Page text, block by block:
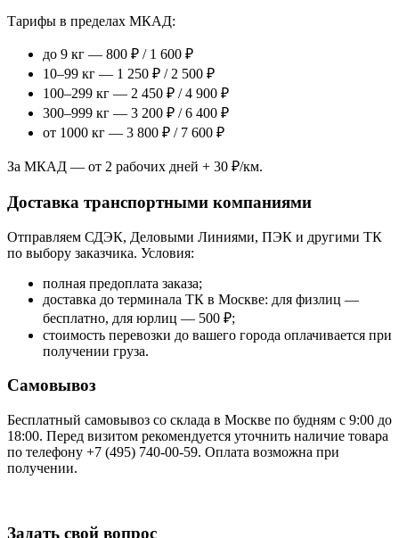
Тарифы в пределах МКАД:
до 9 кг — 800 ₽ / 1 600 ₽
10–99 кг — 1 250 ₽ / 2 500 ₽
100–299 кг — 2 450 ₽ / 4 900 ₽
300–999 кг — 3 200 ₽ / 6 400 ₽
от 1000 кг — 3 800 ₽ / 7 600 ₽
За МКАД — от 2 рабочих дней + 30 ₽/км.
Доставка транспортными компаниями
Отправляем СДЭК, Деловыми Линиями, ПЭК и другими ТК
по выбору заказчика. Условия:
полная предоплата заказа;
доставка до терминала ТК в Москве: для физлиц —
бесплатно, для юрлиц — 500 ₽;
стоимость перевозки до вашего города оплачивается при
получении груза.
Самовывоз
Бесплатный самовывоз со склада в Москве по будням с 9:00 до
18:00. Перед визитом рекомендуется уточнить наличие товара
по телефону +7 (495) 740-00-59. Оплата возможна при
получении.
Задать свой вопрос